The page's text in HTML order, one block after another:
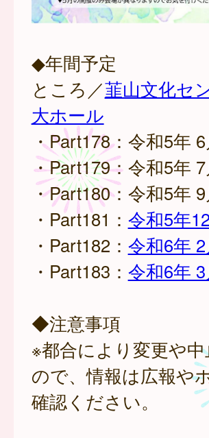
◆年間予定
ところ／韮山文化セ
大ホール
・Part178：令和5年
・Part179：令和5年
・Part180：令和5年
・Part181： 令和5年
・Part182： 令和6年
・Part183： 令和6年
◆注意事項
※都合により変更や
ので、情報は広報や
確認ください。